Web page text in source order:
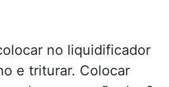
no liquidificador
e triturar. Colocar